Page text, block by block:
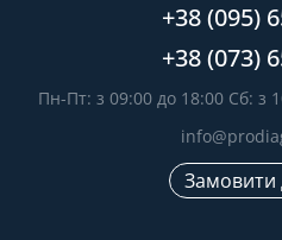
+38 (095)
+38 (073)
Пн-Пт: з 09:00 до 18:00 Сб: з
Замовити